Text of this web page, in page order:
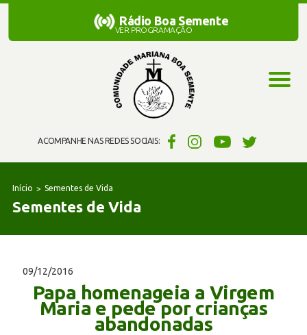
ACOMPANHE NAS REDES SOCIAIS:
Rádio Boa Semente
Rádio Boa Semente
VER PROGRAMAÇÃO
Início Sementes de Vida
Sementes de Vida
09/12/2016
Papa homenageia a Virgem
Maria e pede por crianças
abandonadas